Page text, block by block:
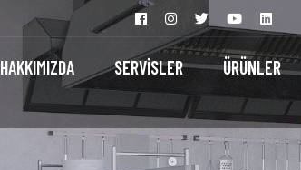
HAKKIMIZDA SERVİSLER ÜRÜNLER